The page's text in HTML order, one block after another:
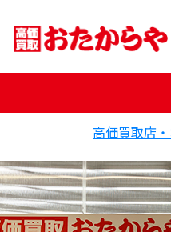
高価買取店